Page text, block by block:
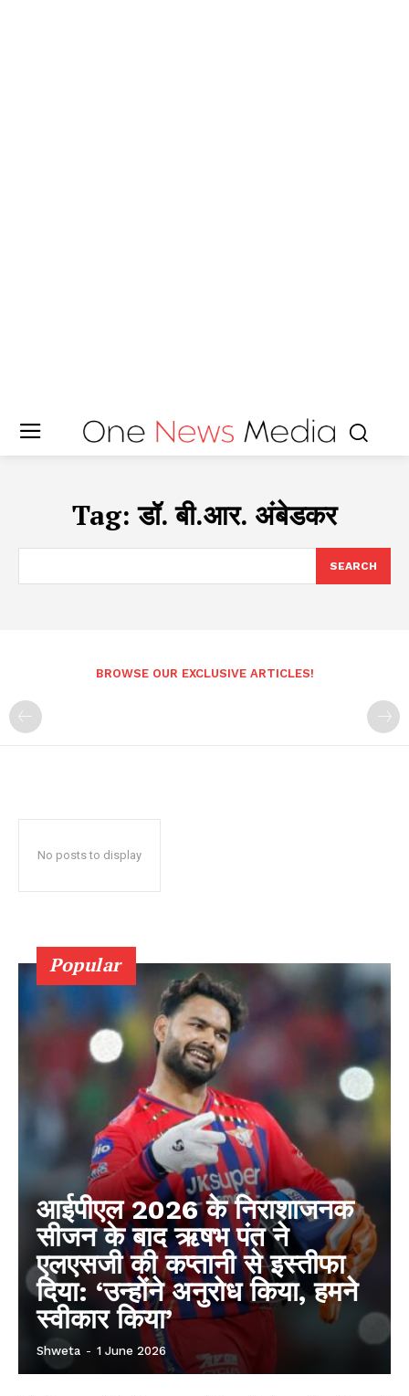
Tag:डॉ. बी.आर. अंबेडकर
SEARCH
BROWSE OUR EXCLUSIVE ARTICLES!
No posts to display
Popular
आईपीएल 2026 के निराशाजनक
सीजन के बाद ऋषभ पंत ने
एलएसजी की कप्तानी से इस्तीफा
दिया: ‘उन्होंने अनुरोध किया, हमने
स्वीकार किया’
Shweta - 1 June 2026